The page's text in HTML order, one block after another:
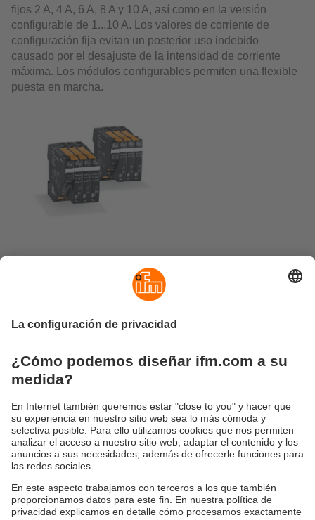
fijos 2 A, 4 A, 6 A, 8 A y 10 A, así como en la versión
configurable de 1...10 A. Los valores de corriente de
configuración fija evitan un posterior uso indebido
causado por el desajuste de la intensidad de corriente
máxima. Los módulos configurables permiten una flexible
puesta en marcha.
actual
Productos